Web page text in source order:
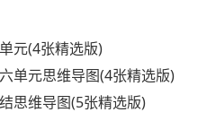
元(4张精选版)
单元思维导图(4张精选版)
思维导图(5张精选版)